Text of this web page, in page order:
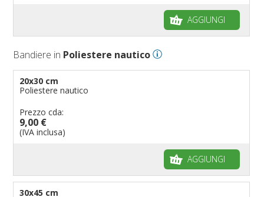
AGGIUNGI
Bandiere in Poliestere nautico
20x30 cm
Poliestere nautico
Prezzo cda:
9,00 €
(IVA inclusa)
AGGIUNGI
30x45 cm